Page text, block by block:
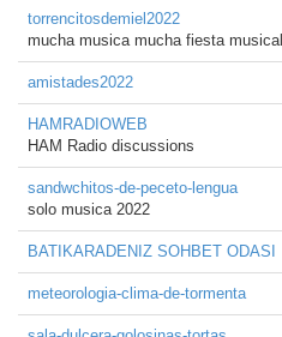
torrencitosdemiel2022
mucha musica mucha fiesta musical
amistades2022
HAMRADIOWEB
HAM Radio discussions
sandwchitos-de-peceto-lengua
solo musica 2022
BATIKARADENIZ SOHBET ODASI
meteorologia-clima-de-tormenta